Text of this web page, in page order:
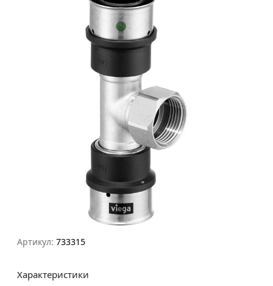
Артикул: 733315
Характеристики